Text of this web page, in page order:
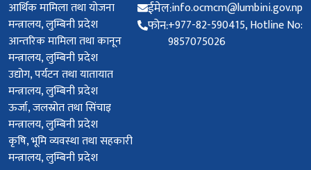
आर्थिक मामिला तथा योजना
मन्त्रालय, लुम्बिनी प्रदेश
आन्तरिक मामिला तथा कानून
मन्त्रालय, लुम्बिनी प्रदेश
उद्योग, पर्यटन तथा यातायात
मन्त्रालय, लुम्बिनी प्रदेश
ऊर्जा, जलस्रोत तथा सिंचाइ
मन्त्रालय, लुम्बिनी प्रदेश
कृषि, भूमि व्यवस्था तथा सहकारी
मन्त्रालय, लुम्बिनी प्रदेश
ईमेल:info.ocmcm@lumbini.gov.np
फोन:+977-82-590415, Hotline No:
9857075026